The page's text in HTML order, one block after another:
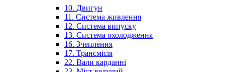
10. Двигун
11. Система живлення
12. Система випуску
13. Система охолодження
16. Зчеплення
17. Трансмісія
22. Вали карданні